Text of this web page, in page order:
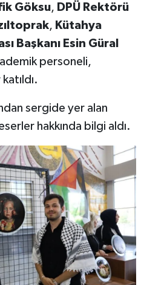
Göksu, DPÜ Rektörü
, Kütahya
Başkanı Esin Güral
personeli,
sergide yer alan
hakkında bilgi aldı.